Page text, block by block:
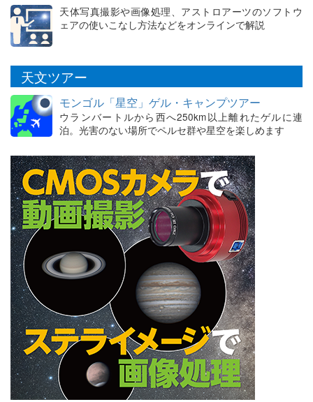
天体写真撮影や画像処理、アストロアーツのソフトウ
ェアの使いこなし方法などをオンラインで解説
天文ツアー
モンゴル「星空」ゲル・キャンプツアー
ウランバートルから西へ250km以上離れたゲルに連
泊。光害のない場所でペルセ群や星空を楽しめます